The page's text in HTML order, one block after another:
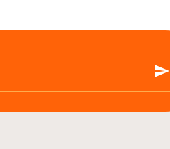
send